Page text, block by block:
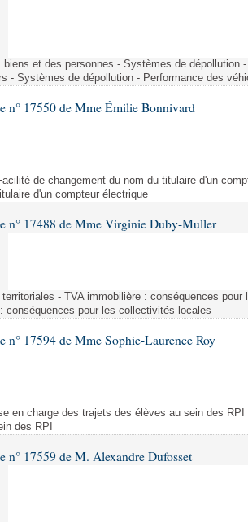
des lois
des lois
sociale
et orales
des débats
biens et des personnes - Systèmes de dépollution
- Systèmes de dépollution - Performance des
n° 17550 de Mme Émilie Bonnivard
de changement du nom du titulaire d'un
d'un compteur électrique
n° 17488 de Mme Virginie Duby-Muller
- TVA immobilière : conséquences
conséquences pour les collectivités locales
n° 17594 de Mme Sophie-Laurence Roy
en charge des trajets des élèves au sein des
des RPI
n° 17559 de M. Alexandre Dufosset